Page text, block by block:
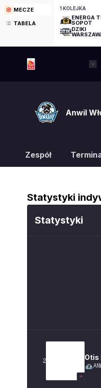
MECZE
TABELA
1 KOLEJKA
ENERGA
SOPOT
DZIKI
Anwil
Zespół
Statystyki
Statystyki
2 Otis